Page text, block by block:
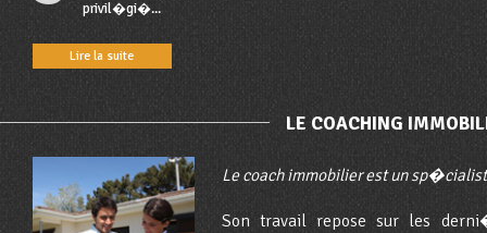
privil�gi�...
Lire la suite
LE COACHING
Le coach immobilier est un
Son travail repose sur les